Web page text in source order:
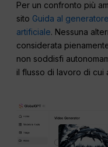
Per un confronto più
sito Guida al
artificiale. Nessuna
considerata
non soddisfi
il flusso di lavoro di cui